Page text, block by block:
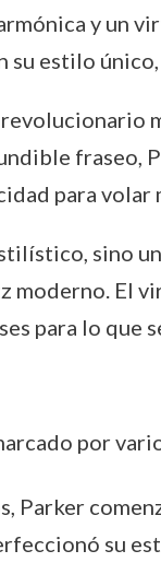
y un
estilo
fraseo,
para
sino
El
para lo que
por
Parker
su